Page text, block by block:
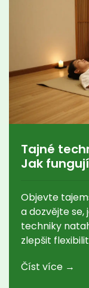
Tajné
Jak
Objevte
a dozvějte se,
techniky
zlepšit
Číst více →